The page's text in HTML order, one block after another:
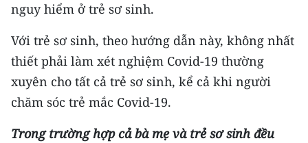
nguy hiểm ở trẻ sơ sinh.
Với trẻ sơ sinh, theo hướng dẫn này, không nhất
thiết phải làm xét nghiệm Covid-19 thường
xuyên cho tất cả trẻ sơ sinh, kể cả khi người
chăm sóc trẻ mắc Covid-19.
Trong trường hợp cả bà mẹ và trẻ sơ sinh đều